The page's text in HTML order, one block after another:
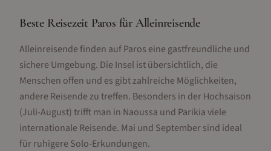
Beste Reisezeit Paros für Alleinreisende
Alleinreisende finden auf Paros eine gastfreundliche und
sichere Umgebung. Die Insel ist übersichtlich, die
Menschen offen und es gibt zahlreiche Möglichkeiten,
andere Reisende zu treffen. Besonders in der Hochsaison
(Juli-August) trifft man in Naoussa und Parikia viele
internationale Reisende. Mai und September sind ideal
für ruhigere Solo-Erkundungen.